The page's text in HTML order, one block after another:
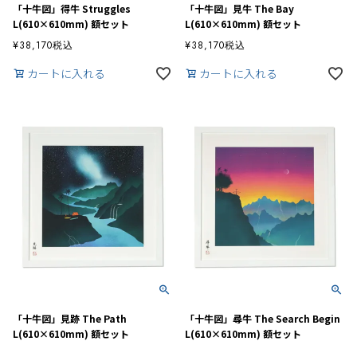
「十牛図」得牛 Struggles
L(610×610mm) 額セット
¥38,170税込
カートに入れる
「十牛図」見牛 The Bay
L(610×610mm) 額セット
¥38,170税込
カートに入れる
「十牛図」見跡 The Path
L(610×610mm) 額セット
「十牛図」尋牛 The Search Begin
L(610×610mm) 額セット